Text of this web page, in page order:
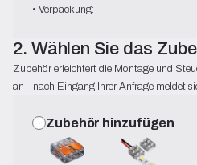
• Verpackung:
2. Wählen Sie das
Zubehör erleichtert die Montage und
an - nach Eingang Ihrer Anfrage meldet
Zubehör hinzufügen